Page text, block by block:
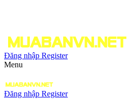
Đăng nhập Register
Menu
Đăng nhập Register